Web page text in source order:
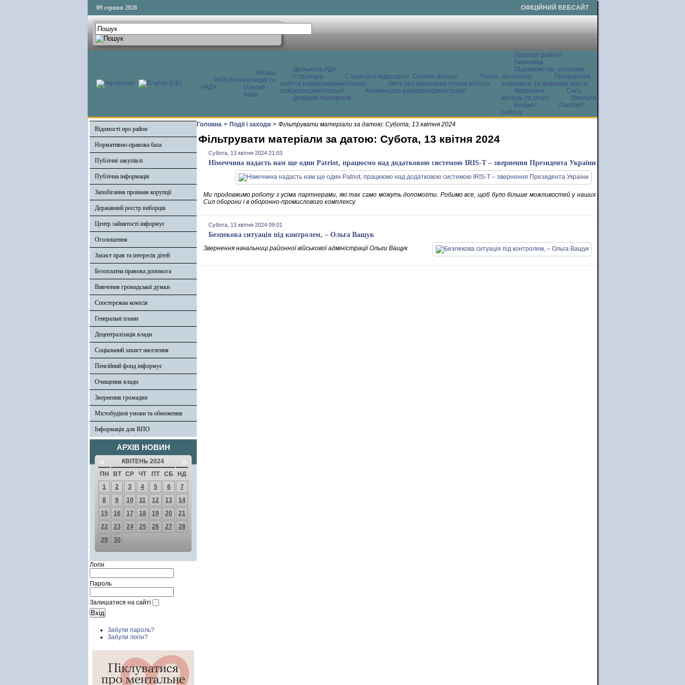
09 серпня 2026 ОФІЦІЙНИЙ ВЕБСАЙТ
РАЙОННА
РАДА
Міська,
селищні та
сільські
ради
Діяльність РДА
Структура
Структурні підрозділи. Основні функції
Плани
роботи райдержадміністрації
Звіти про виконання планів роботи
райдержадміністрації
Керівництво райдержадміністрації
Довідник телефонів
Паспорт району
Економіка
Підприємства, установи,
організації
Проведення
закупівель за державні кошти
Медицина
Сім'я,
молодь та спорт
Виплати
Бюджет
Паспорт
району
Відомості про район
Нормативно-правова база
Публічні закупівлі
Публічна інформація
Запобігання проявам корупції
Державний реєстр виборців
Центр зайнятості інформує
Оголошення
Захист прав та інтересів дітей
Безоплатна правова допомога
Вивчення громадської думки
Спостережна комісія
Генеральні плани
Децентралізація влади
Соціальний захист населення
Пенсійний фонд інформує
Очищення влади
Звернення громадян
Містобудівні умови та обмеження
Інформація для ВПО
АРХІВ НОВИН
« КВІТЕНЬ 2024 »
ПН ВТ СР ЧТ ПТ СБ
НД
1
2 3 4 5 6
7
8
9 10 11 12 13
14
15
16 17 18 19 20
21
22
23 24 25 26 27
28
29
30
Логін
Пароль
Залишатися на сайті
Забули пароль?
Забули логін?
Головна > Події і заходи > Фільтрувати матеріали за датою: Субота, 13 квітня 2024
Фільтрувати матеріали за датою: Субота, 13 квітня 2024
Субота, 13 квітня 2024 21:03
Німеччина надасть нам ще один Patriot, працюємо над додатковою системою IRIS-T – звернення Президента України
Ми продовжимо роботу з усіма партнерами, які так само можуть допомогти. Робимо все, щоб було більше можливостей у наших
Сил оборони і в оборонно-промислового комплексу.
Субота, 13 квітня 2024 09:01
Безпекова ситуація під контролем, – Ольга Ващук
Звернення начальниці районної військової адміністрації Ольги Ващук